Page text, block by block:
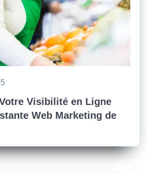
Visibilité en Ligne
Web Marketing de